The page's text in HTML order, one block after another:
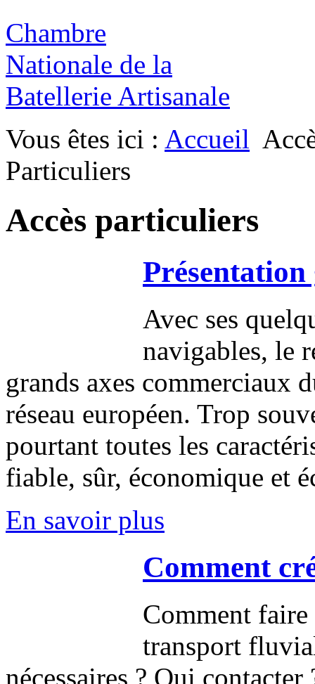
Chambre
Nationale de la
Batellerie Artisanale
Vous êtes ici : Accueil
Particuliers
Accès particuliers
Présentation
Avec ses
navigables, le
grands axes commerciaux
réseau européen. Trop
pourtant toutes les
fiable, sûr, économique et
En savoir plus
Comment
Comment faire
transport
nécessaires ? Qui